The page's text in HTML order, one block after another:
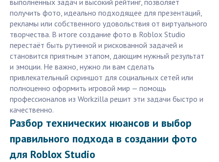
выполненных задач и высокий рейтинг, позволяет
получить фото, идеально подходящее для презентаций,
рекламы или собственного удовольствия от виртуального
творчества. В итоге создание фото в Roblox Studio
перестаёт быть рутинной и рискованной задачей и
становится приятным этапом, дающим нужный результат
и эмоции. Не важно, нужно ли вам сделать
привлекательный скриншот для социальных сетей или
полноценно оформить игровой мир — помощь
профессионалов из Workzilla решит эти задачи быстро и
качественно.
Разбор технических нюансов и выбор
правильного подхода в создании фото
для Roblox Studio